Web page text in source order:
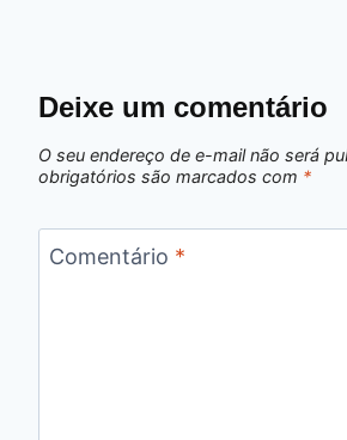
Deixe um comentário
O seu endereço de e-mail não será
obrigatórios são marcados com *
Comentário *